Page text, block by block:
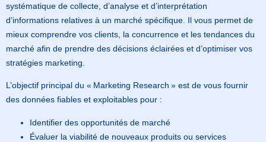
systématique de collecte, d’analyse et d’interprétation
d’informations relatives à un marché spécifique. Il vous permet de
mieux comprendre vos clients, la concurrence et les tendances du
marché afin de prendre des décisions éclairées et d’optimiser vos
stratégies marketing.
L’objectif principal du « Marketing Research » est de vous fournir
des données fiables et exploitables pour :
Identifier des opportunités de marché
Évaluer la viabilité de nouveaux produits ou services